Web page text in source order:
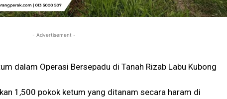
- Advertisement -
dalam Operasi Bersepadu di Tanah Rizab Labu Kubong
1,500 pokok ketum yang ditanam secara haram di